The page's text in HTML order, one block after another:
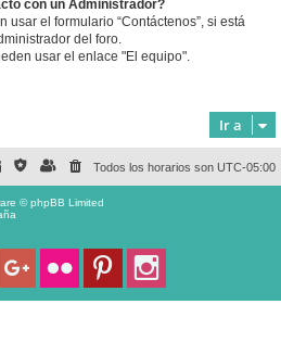
con un Administrador?
usar el formulario “Contáctenos”, si está
del foro.
usar el enlace "El equipo".
Ir a
Todos los horarios son UTC-05:00
© phpBB Limited